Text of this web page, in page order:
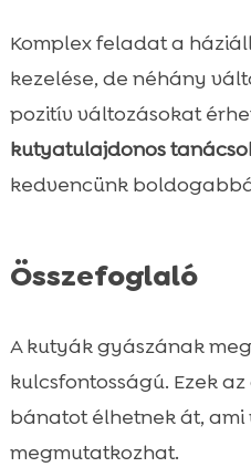
Komplex feladat a
kezelése, de néhány
pozitív változásokat
kutyatulajdonos
kedvencünk
Összefoglaló
A kutyák gyászának
kulcsfontosságú. Ezek
bánatot élhetnek át, ami
megmutatkozhat.